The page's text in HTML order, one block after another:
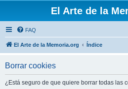
El Arte de la
FAQ
El Arte de la Memoria.org Índice
Borrar cookies
¿Está seguro de que quiere borrar todas las